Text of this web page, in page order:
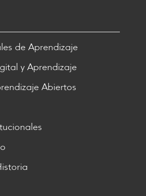
de Aprendizaje
y Aprendizaje
Abiertos